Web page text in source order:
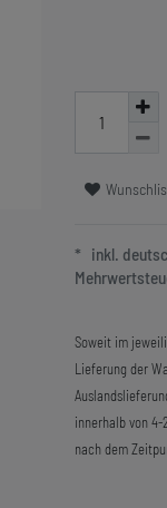
* inkl.
Soweit im
Lieferung der
innerhalb von 4-
nach dem